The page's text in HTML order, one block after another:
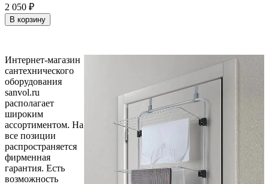
2 050 ₽
В корзину
Интернет-магазин
сантехнического
оборудования
sanvol.ru
располагает
широким
ассортиментом. На
все позиции
распространяется
фирменная
гарантия. Есть
возможность